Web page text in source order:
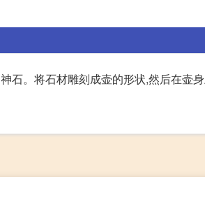
石。将石材雕刻成壶的形状,然后在壶